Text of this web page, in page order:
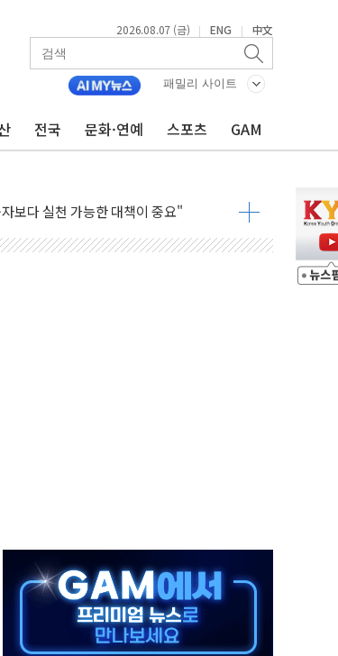
2026.08.07 (금) | ENG | 中文
패밀리 사이트
전국 문화·연예 스포츠 GAM
기부
AI 잇단 세계 1위
확대에 도움"
3개월 만에 1심 결론
서리 출시
수수료 우대
커버드콜' ETF 주목
20곳 '최우수'...인천환경공단 등 '부진'
공유기서 '백도어' 발견